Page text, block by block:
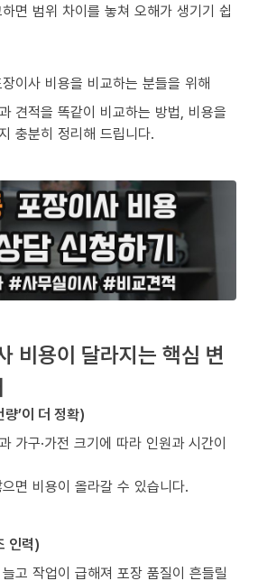
면 범위 차이를 놓쳐 오해가 생기기 쉽
이사 비용을 비교하는 분들을 위해
견적을 똑같이 비교하는 방법, 비용을
충분히 정리해 드립니다.
비용이 달라지는 핵심 변
’이 더 정확)
가구·가전 크기에 따라 인원과 시간이
면 비용이 올라갈 수 있습니다.
인력)
고 작업이 급해져 포장 품질이 흔들릴